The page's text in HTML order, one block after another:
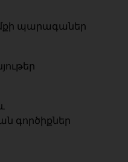
պարագաներ
գործիքներ